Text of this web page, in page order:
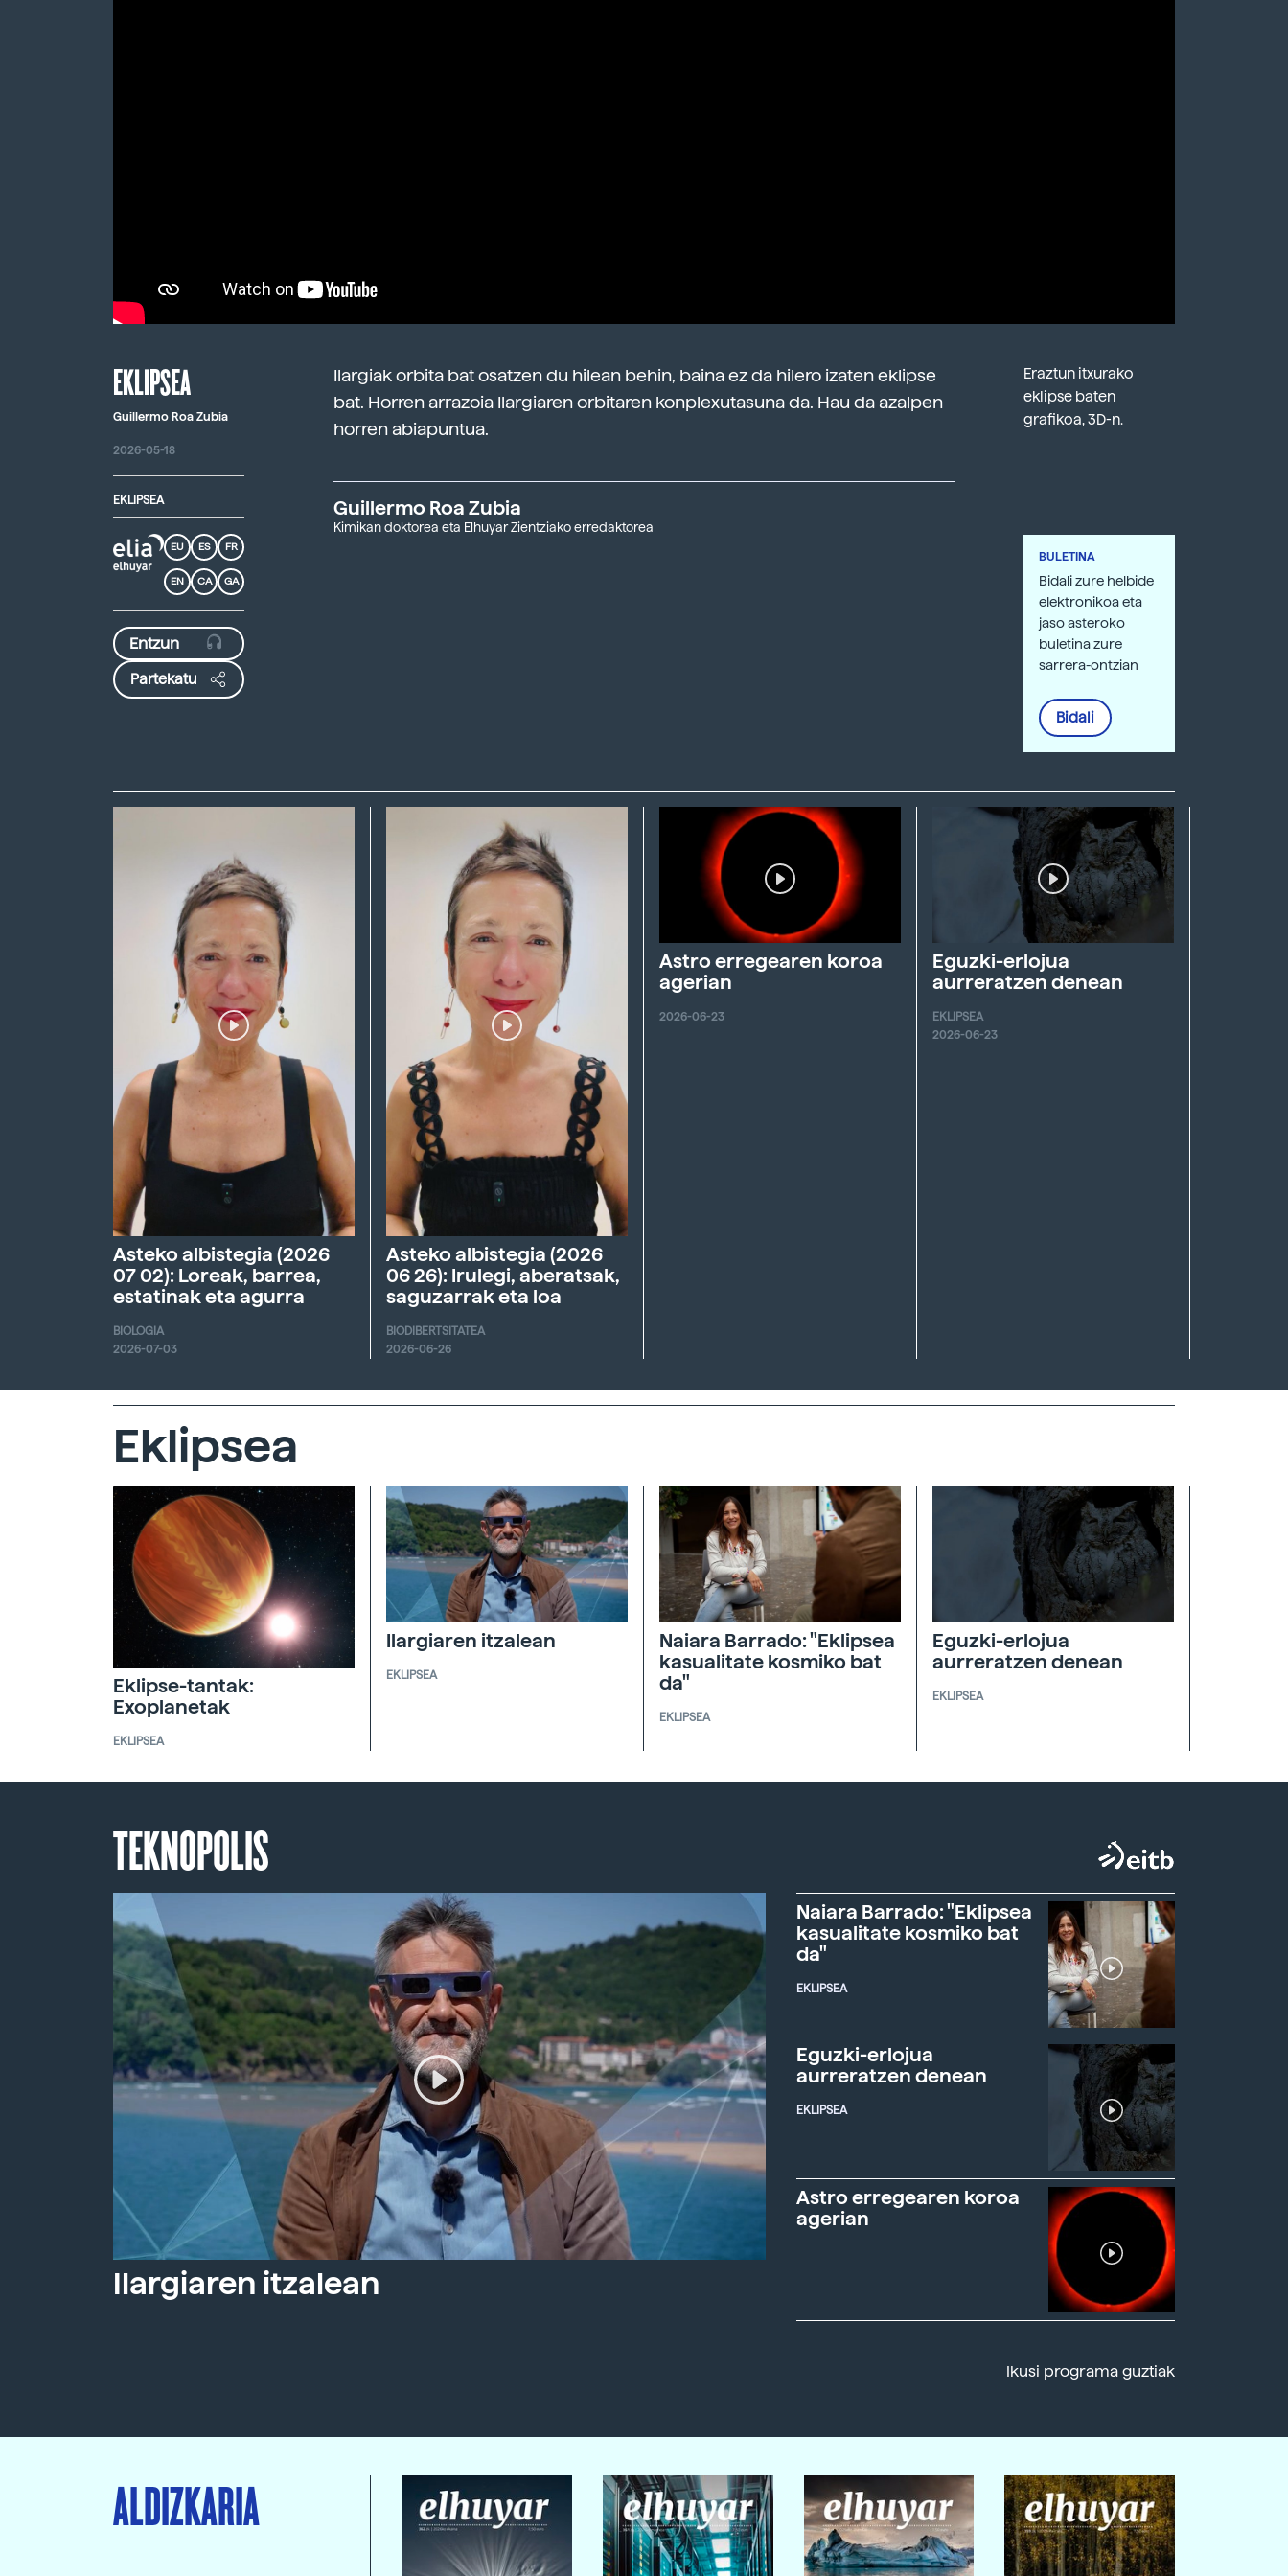
EKLIPSEA
Guillermo Roa Zubia
2026-05-18
EKLIPSEA
EU ES FR
EN CA GA
Partekatu
Ilargiak orbita bat osatzen du hilean behin, baina ez da hilero izaten eklipse
bat. Horren arrazoia Ilargiaren orbitaren konplexutasuna da. Hau da azalpen
horren abiapuntua.
Guillermo Roa Zubia
Kimikan doktorea eta Elhuyar Zientziako erredaktorea
Eraztun itxurako
eklipse baten
grafikoa, 3D-n.
BULETINA
Bidali zure helbide
elektronikoa eta
jaso asteroko
buletina zure
sarrera-ontzian
Bidali
Asteko albistegia (2026
07 02): Loreak, barrea,
estatinak eta agurra
BIOLOGIA
2026-07-03
Asteko albistegia (2026
06 26): Irulegi, aberatsak,
saguzarrak eta loa
BIODIBERTSITATEA
2026-06-26
Astro erregearen koroa
agerian
2026-06-23
Eguzki-erlojua
aurreratzen denean
EKLIPSEA
2026-06-23
Eklipsea
Eklipse-tantak:
Exoplanetak
EKLIPSEA
Ilargiaren itzalean
EKLIPSEA
Naiara Barrado: "Eklipsea
kasualitate kosmiko bat
da"
EKLIPSEA
Eguzki-erlojua
aurreratzen denean
EKLIPSEA
TEKNOPOLIS
Ilargiaren itzalean
Naiara Barrado: "Eklipsea
kasualitate kosmiko bat
da"
EKLIPSEA
Eguzki-erlojua
aurreratzen denean
EKLIPSEA
Astro erregearen koroa
agerian
Ikusi programa guztiak
ALDIZKARIA